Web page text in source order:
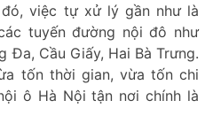
việc tự xử lý gần như là
tuyến đường nội đô như
Đa, Cầu Giấy, Hai Bà Trưng.
tốn thời gian, vừa tốn chi
ô Hà Nội tận nơi chính là